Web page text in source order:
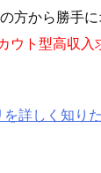
方から勝手に
ウト型高収入
を詳しく知り